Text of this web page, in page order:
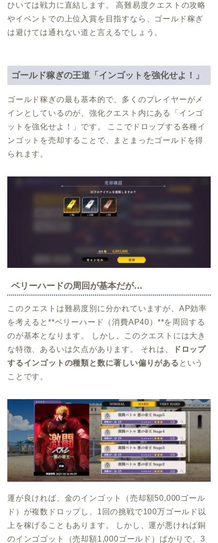
ひいては戦力に直結します。 高難易度クエストの攻略
やイベントでの上位入賞を目指すなら、ゴールド稼ぎ
は避けては通れない道と言えるでしょう。
ゴールド稼ぎの王道「インゴットを強化せよ！」
ゴールド稼ぎの最も基本的で、多くのプレイヤーがメ
インとしているのが、強化クエスト内にある「インゴ
ットを強化せよ！」です。 ここでドロップする各種イ
ンゴットを売却することで、まとまったゴールドを得
られます。
ベリーハードの周回が基本だが…
このクエストは難易度別に分かれていますが、AP効率
を考えると**ベリーハード（消費AP40）**を周回する
のが基本となります。 しかし、このクエストには大き
な特徴、あるいは欠点があります。 それは、
ドロップ
するインゴットの種類と数に著しい偏りがある という
ことです。
運が良ければ、金のインゴット（売却額50,000ゴール
ド）が複数ドロップし、1回の挑戦で100万ゴールド以
上を稼げることもあります。 しかし、運が悪ければ銅
のインゴゴット（売却額1,000ゴールド）ばかりで、3